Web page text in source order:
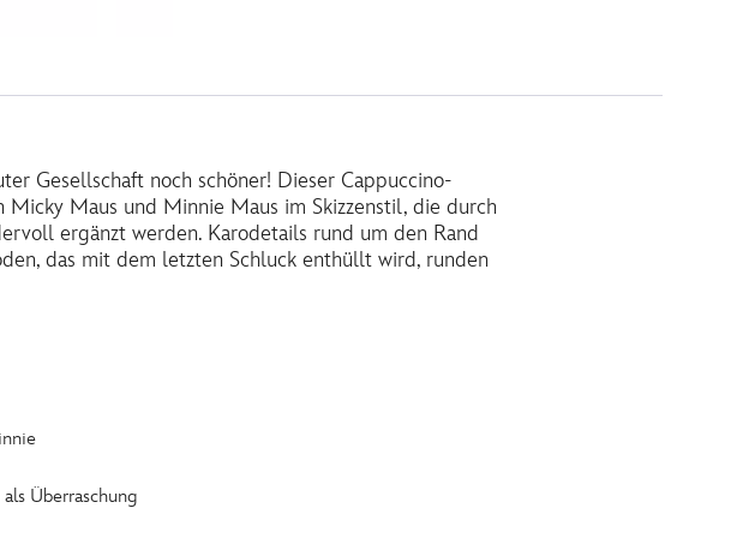
Gesellschaft noch schöner! Dieser Cappuccino-
Maus und Minnie Maus im Skizzenstil, die durch
ergänzt werden. Karodetails rund um den Rand
das mit dem letzten Schluck enthüllt wird, runden
Überraschung